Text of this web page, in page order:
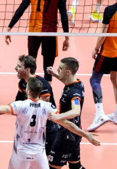
Moderní pětiboj
Motorsport
Olympijské hry
Parasport
Plavání
Plážový volejbal